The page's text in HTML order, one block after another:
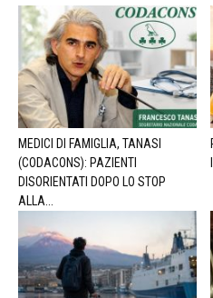
MEDICI DI FAMIGLIA, TANASI
(CODACONS): PAZIENTI
DISORIENTATI DOPO LO STOP
ALLA...